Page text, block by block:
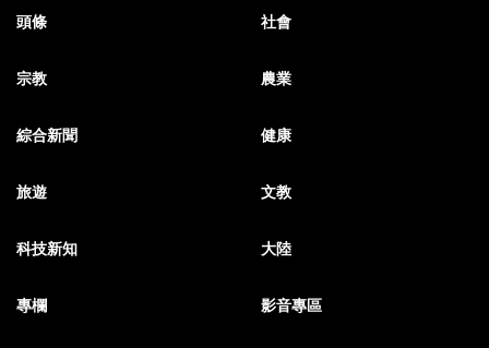
頭條 社會
宗教 農業
綜合新聞 健康
旅遊 文教
科技新知 大陸
專欄 影音專區